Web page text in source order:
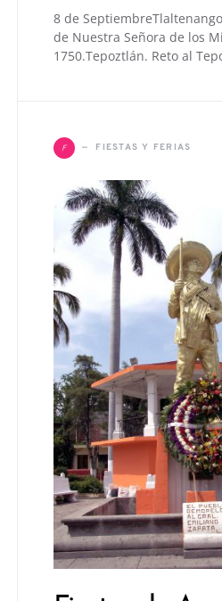
8 de
de Nuestra Señora de los
1750.Tepoztlán. Reto al
F FIESTAS Y FERIAS